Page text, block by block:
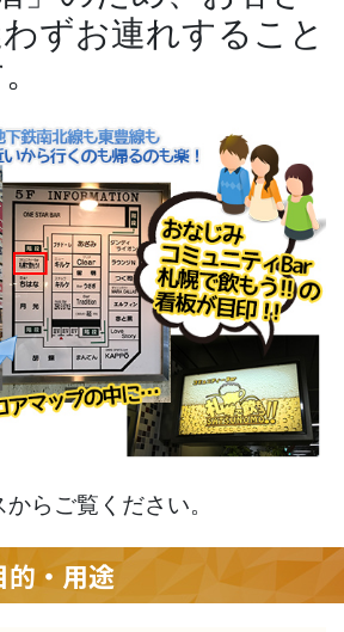
ずお連れすること
らご覧ください。
的・用途